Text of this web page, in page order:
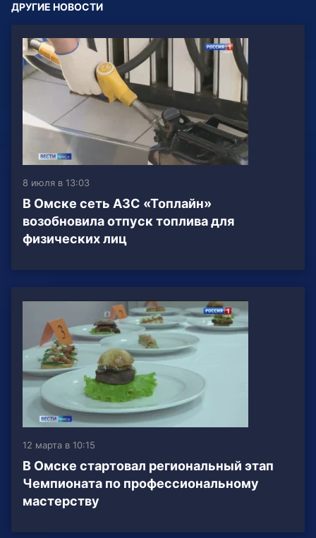
ДРУГИЕ НОВОСТИ
8 июля в 13:03
В Омске сеть АЗС «Топлайн»
возобновила отпуск топлива для
физических лиц
12 марта в 10:15
В Омске стартовал региональный этап
Чемпионата по профессиональному
мастерству